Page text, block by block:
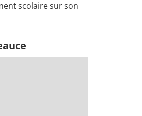
scolaire sur son